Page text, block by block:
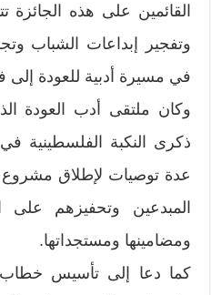
القائمين على هذه
وتفجير إبداعات الشباب
في مسيرة أدبية للعودة
وكان ملتقى أدب العودة
ذكرى النكبة الفلسطينية
عدة توصيات لإطلاق مشروع
المبدعين وتحفيزهم على
ومضامينها ومستجداتها.
كما دعا إلى تأسيس خطاب